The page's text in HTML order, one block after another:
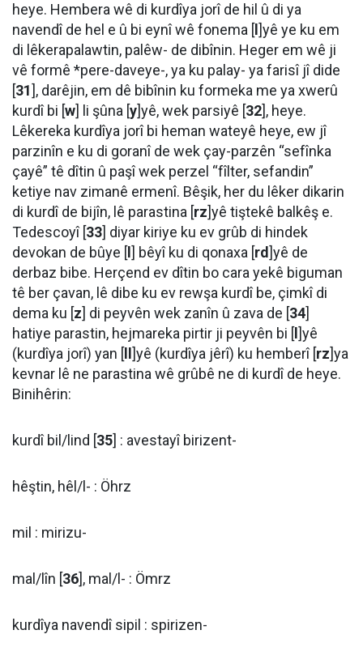
heye. Hembera wê di kurdîya jorî de hil û di ya
navendî de hel e û bi eynî wê fonema [ ]yê ye ku em
di lêkerapalawtin, palêw- de dibînin. Heger em wê ji
vê formê *pere-daveye-, ya ku palay- ya farisî jî dide
[31], darêjin, em dê bibînin ku formeka me ya xwerû
kurdî bi [w] li şûna [y]yê, wek parsiyê [32], heye.
Lêkereka kurdîya jorî bi heman wateyê heye, ew jî
parzinîn e ku di goranî de wek çay-parzên “sefînka
çayê” tê dîtin û paşî wek perzel “fîlter, sefandin”
ketiye nav zimanê ermenî. Bêşik, her du lêker dikarin
di kurdî de bijîn, lê parastina [rz]yê tiştekê balkêş e.
Tedescoyî [33] diyar kiriye ku ev grûb di hindek
devokan de bûye [ ] bêyî ku di qonaxa [rd]yê de
derbaz bibe. Herçend ev dîtin bo cara yekê biguman
tê ber çavan, lê dibe ku ev rewşa kurdî be, çimkî di
dema ku [z] di peyvên wek zanîn û zava de [34]
hatiye parastin, hejmareka pirtir ji peyvên bi [ ]yê
(kurdîya jorî) yan [ ]yê (kurdîya jêrî) ku hemberî [rz]ya
kevnar lê ne parastina wê grûbê ne di kurdî de heye.
Binihêrin:
kurdî bil/lind [35] : avestayî birizent-
hêştin, hêl/l- : Öhrz
mil : mirizu-
mal/lîn [36], mal/l- : Ömrz
kurdîya navendî sipil : spirizen-